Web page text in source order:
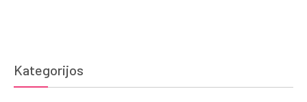
Kategorijos